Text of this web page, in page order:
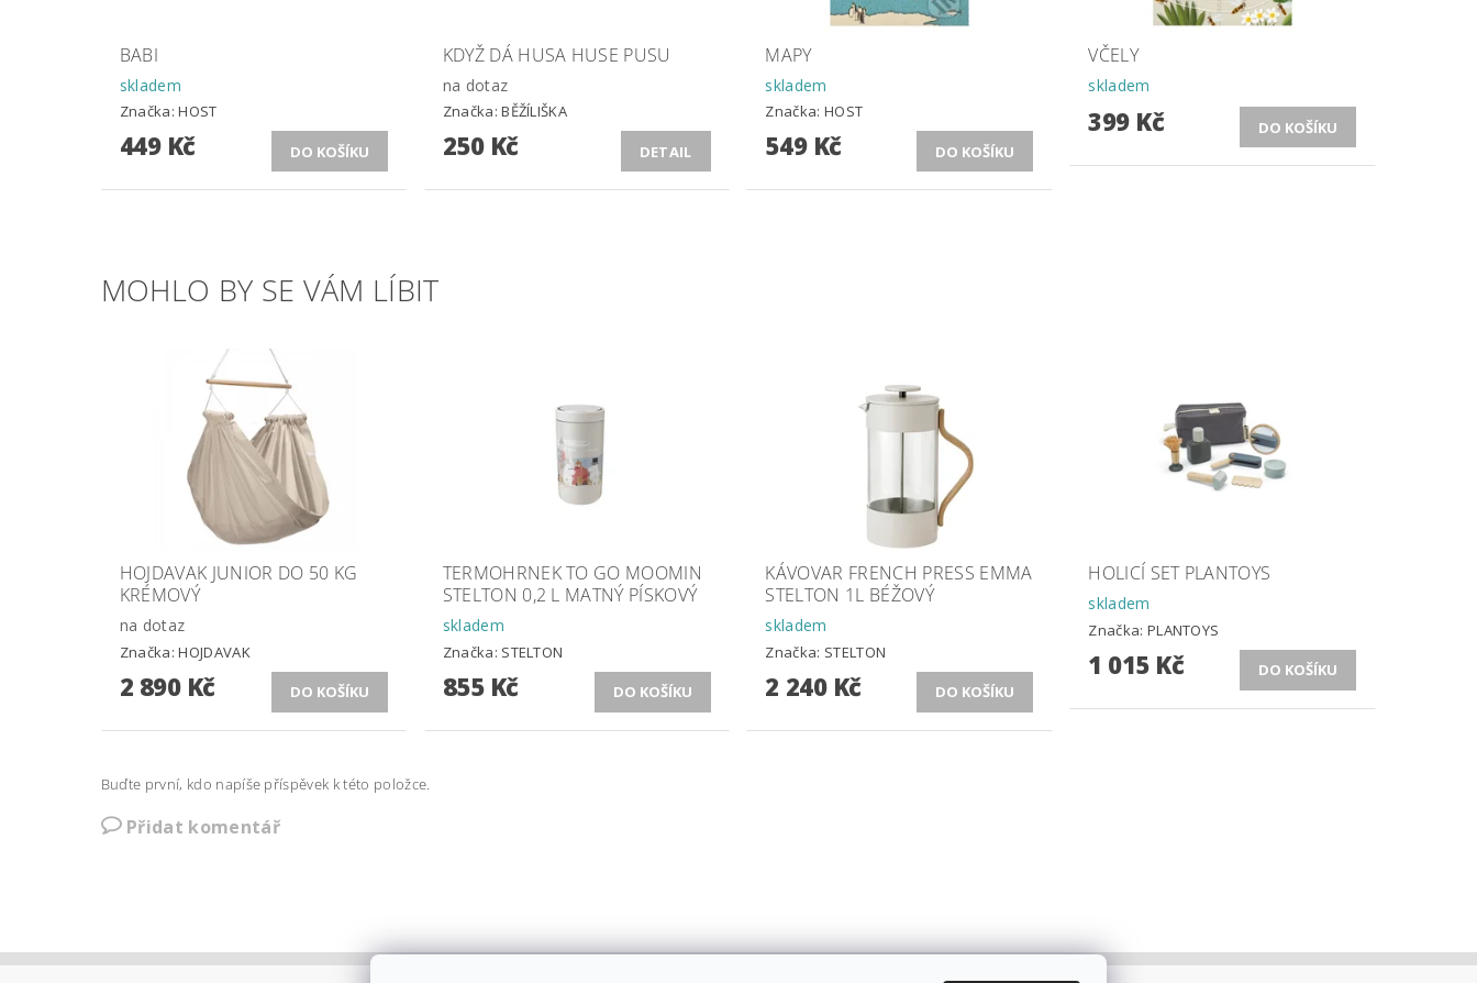
BABI
skladem
Značka:HOST
449 Kč
KDYŽ DÁ HUSA HUSE PUSU
na dotaz
Značka:BĚŽÍLIŠKA
250 Kč DETAIL
MAPY
skladem
Značka:HOST
549 Kč
VČELY
skladem
399 Kč
MOHLO BY SE VÁM LÍBIT
HOJDAVAK JUNIOR DO 50 KG
KRÉMOVÝ
na dotaz
Značka:HOJDAVAK
2 890 Kč
TERMOHRNEK TO GO MOOMIN
STELTON 0,2 L MATNÝ PÍSKOVÝ
skladem
Značka: STELTON
855 Kč
KÁVOVAR FRENCH PRESS EMMA
STELTON 1L BÉŽOVÝ
skladem
Značka: STELTON
2 240 Kč
HOLICÍ SET PLANTOYS
skladem
Značka: PLANTOYS
1 015 Kč
Buďte první, kdo napíše příspěvek k této položce.
Přidat komentář